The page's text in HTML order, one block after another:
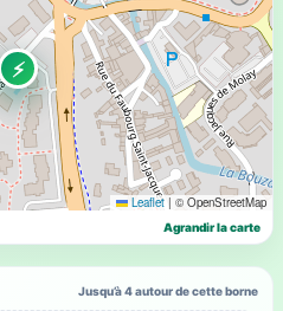
⚡
Leaflet | © OpenStreetMap
Agrandir la carte
Jusqu’à 4 autour de cette borne